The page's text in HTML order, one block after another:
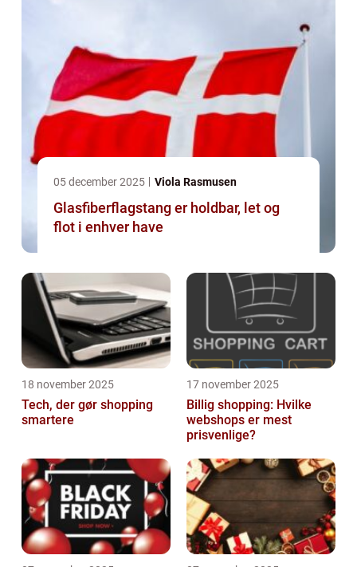
05 december 2025 Viola Rasmusen
Glasfiberflagstang er holdbar, let og
flot i enhver have
18 november 2025
Tech, der gør shopping
smartere
17 november 2025
Billig shopping: Hvilke
webshops er mest
prisvenlige?